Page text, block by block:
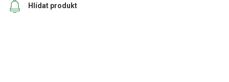
Hlídat produkt